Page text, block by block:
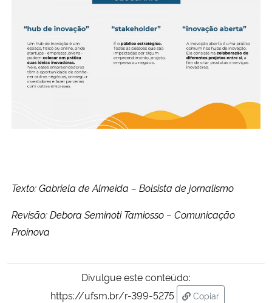
Texto: Gabriela de Almeida – Bolsista de jornalismo
Revisão: Debora Seminoti Tamiosso – Comunicação
Proinova
Divulgue este conteúdo:
https://ufsm.br/r-399-5275
Copiar